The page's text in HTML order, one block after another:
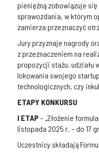
pieniężną zobowiązuje
sprawozdania, w którym
zamierza przeznaczyć
Jury przyznaje nagrody
z przeznaczeniem na
propozycji stażu, udziału
lokowania swojego
technologicznych, czy
ETAPY KONKURSU
I ETAP– „Złożenie
listopada 2025 r. – do 17
Uczestnicy składają